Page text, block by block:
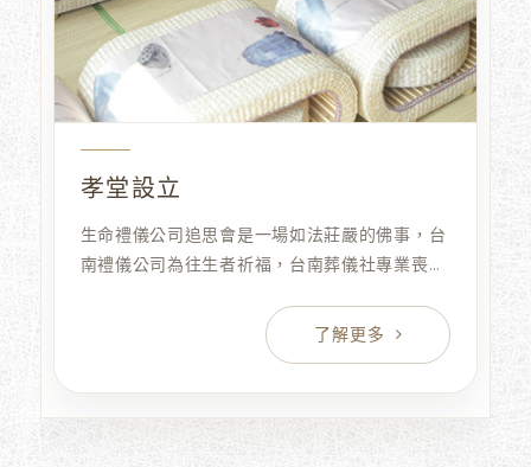
孝堂設立
生命禮儀公司追思會是一場如法莊嚴的佛事，台
南禮儀公司為往生者祈福，台南葬儀社專業喪禮
雄葬儀社莊嚴的態度，生命禮儀公司圓滿至親人
生的最後旅程，免費諮詢。